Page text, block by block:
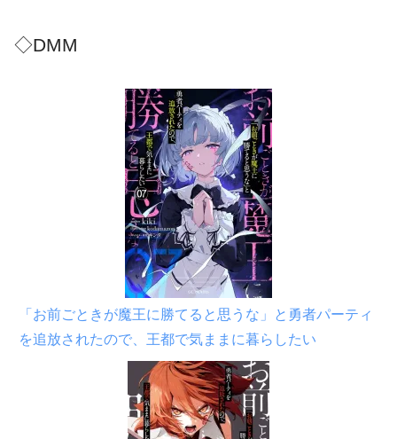
◇DMM
「お前ごときが魔王に勝てると思うな」と勇者パーティ
を追放されたので、王都で気ままに暮らしたい